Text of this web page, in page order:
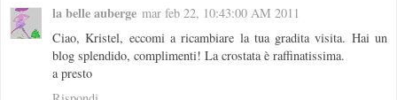
la belle auberge mar feb 22, 10:43:00 AM 2011
Ciao, Kristel, eccomi a ricambiare la tua gradita visita. Hai un
blog splendido, complimenti! La crostata è raffinatissima.
a presto